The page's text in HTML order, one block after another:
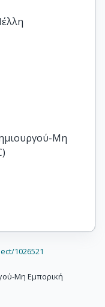
Μη
1026521
Μη Εμπορική